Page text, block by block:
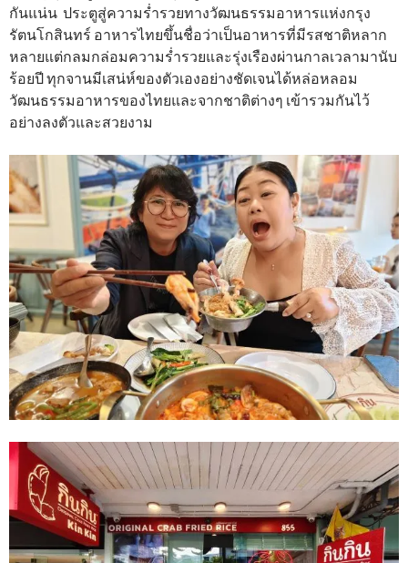
กันแน่น ประตูสู่ความร่ำรวยทางวัฒนธรรมอาหารแห่งกรุง
รัตนโกสินทร์ อาหารไทยขึ้นชื่อว่าเป็นอาหารที่มีรสชาติหลาก
หลายแต่กลมกล่อมความร่ำรวยและรุ่งเรืองผ่านกาลเวลามานับ
ร้อยปี ทุกจานมีเสน่ห์ของตัวเองอย่างชัดเจนได้หล่อหลอม
วัฒนธรรมอาหารของไทยและจากชาติต่างๆ เข้ารวมกันไว้
อย่างลงตัวและสวยงาม